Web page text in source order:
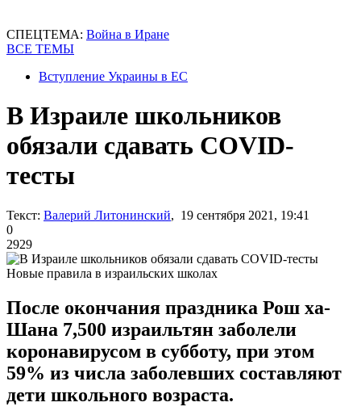
СПЕЦТЕМА: Война в Иране
ВСЕ ТЕМЫ
Вступление Украины в ЕС
В Израиле школьников
обязали сдавать COVID-
тесты
Текст: Валерий Литонинский, 19 сентября 2021, 19:41
0
2929
Новые правила в израильских школах
После окончания праздника Рош ха-
Шана 7,500 израильтян заболели
коронавирусом в субботу, при этом
59% из числа заболевших составляют
дети школьного возраста.